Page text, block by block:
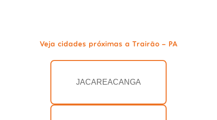
Veja cidades próximas a Trairão - PA
JACAREACANGA